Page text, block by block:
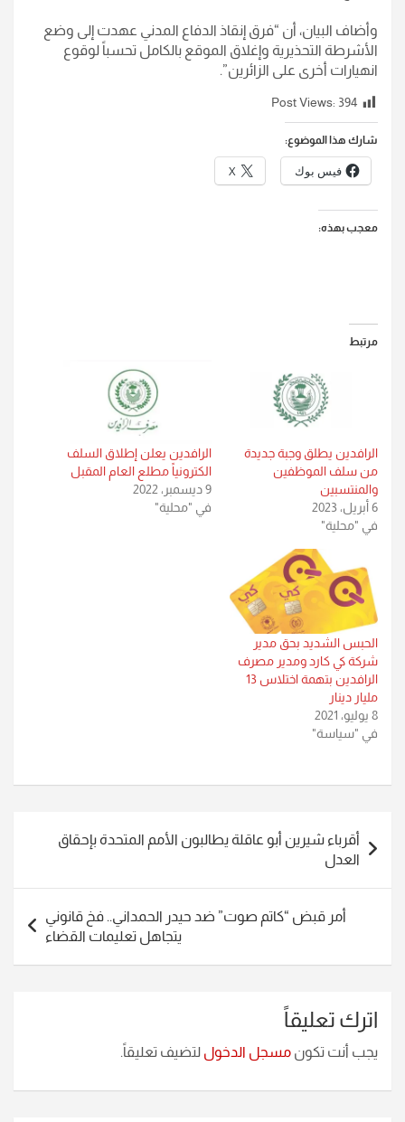
وأضاف البيان، أن “فرق إنقاذ الدفاع المدني عهدت إلى وضع
الأشرطة التحذيرية وإغلاق الموقع بالكامل تحسباً لوقوع
انهيارات أخرى على الزائرين”.
Post Views: 394
شارك هذا الموضوع:
فيس بوك X
معجب بهذه:
مرتبط
الرافدين يطلق وجبة جديدة
من سلف الموظفين
والمنتسبين
6 أبريل، 2023
في "محلية"
الرافدين يعلن إطلاق السلف
الكترونياً مطلع العام المقبل
9 ديسمبر، 2022
في "محلية"
الحبس الشديد بحق مدير
شركة كي كارد ومدير مصرف
الرافدين بتهمة اختلاس 13
مليار دينار
8 يوليو، 2021
في "سياسة"
تصفّح
المقالات
أقرباء شيرين أبو عاقلة يطالبون الأمم المتحدة بإحقاق
العدل
أمر قبض “كاتم صوت” ضد حيدر الحمداني.. فخ قانوني
يتجاهل تعليمات القضاء
اترك تعليقاً
يجب أنت تكون مسجل الدخول لتضيف تعليقاً.